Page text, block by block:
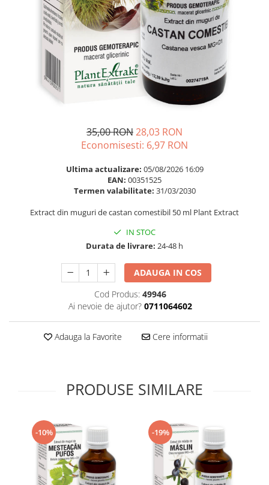
Omega 3
Par si unghii
Probiotice si prebiotice
Prostata
Sanatate urinara
Slabire si control greutate
Somn stres si anxietate
Supliment Calciu
Supliment Complexe
Supliment Vitamina B
Supliment Vitamina C
Supliment Vitamina D3
Supliment Vitamina E
Tincturi si Gemoderivate
Ingrijire par
Balsam masca si tratament
Produse cu SPF Pentru Fata
Repelenti insecte
35,00 RON28,03 RON
Economisesti: 6,97 RON
Ultima actualizare: 05/08/2026 16:09
EAN: 00351525
Termen valabilitate: 31/03/2030
Extract din muguri de castan comestibil 50 ml Plant Extract
IN STOC
Durata de livrare: 24-48 h
ADAUGA IN COS
Cod Produs: 49946
Ai nevoie de ajutor? 0711064602
Adauga la Favorite Cere informatii
PRODUSE SIMILARE
-10% -19%